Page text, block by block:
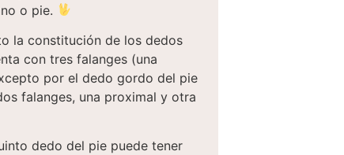
o pie.
la constitución de los dedos
con tres falanges (una
por el dedo gordo del pie
falanges, una proximal y otra
dedo del pie puede tener